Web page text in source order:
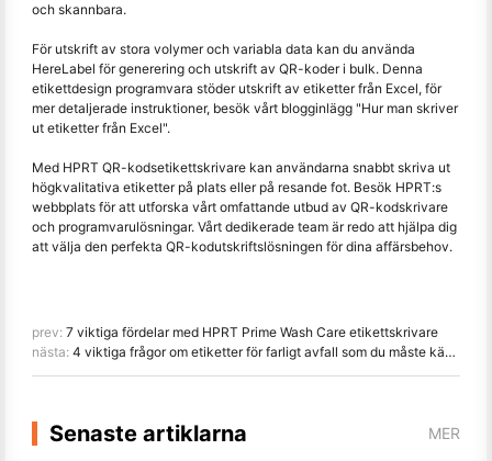
och skannbara.
För utskrift av stora volymer och variabla data kan du använda
HereLabel för generering och utskrift av QR-koder i bulk. Denna
etikettdesign programvara stöder utskrift av etiketter från Excel, för
mer detaljerade instruktioner, besök vårt blogginlägg "Hur man skriver
ut etiketter från Excel".
Med HPRT QR-kodsetikettskrivare kan användarna snabbt skriva ut
högkvalitativa etiketter på plats eller på resande fot. Besök HPRT:s
webbplats för att utforska vårt omfattande utbud av QR-kodskrivare
och programvarulösningar. Vårt dedikerade team är redo att hjälpa dig
att välja den perfekta QR-kodutskriftslösningen för dina affärsbehov.
prev: 7 viktiga fördelar med HPRT Prime Wash Care etikettskrivare
nästa: 4 viktiga frågor om etiketter för farligt avfall som du måste känna till
Senaste artiklarna MER